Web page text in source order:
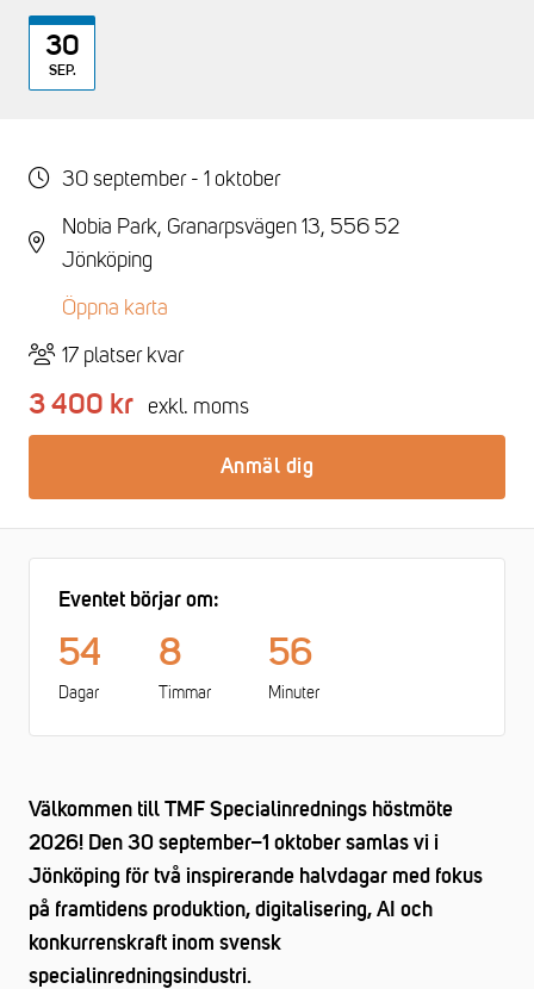
30
SEP.
Välkommen till TMF Specialinrednings höstmöte
2026! Den 30 september–1 oktober samlas vi i
Jönköping för två inspirerande halvdagar med fokus
på framtidens produktion, digitalisering, AI och
konkurrenskraft inom svensk
specialinredningsindustri.
30 september - 1 oktober
Nobia Park, Granarpsvägen 13, 556 52
Jönköping
Öppna karta
17 platser kvar
3 400 kr exkl. moms
Anmäl dig
Eventet börjar om:
54
Dagar
8
Timmar
56
Minuter